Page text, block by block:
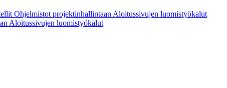
Ohjelmistot projektinhallintaan Aloitussivujen luomistyökalut
Aloitussivujen luomistyökalut